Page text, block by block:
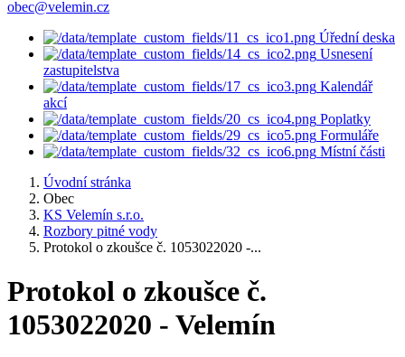
obec@velemin.cz
Úřední deska
Usnesení
zastupitelstva
Kalendář
akcí
Poplatky
Formuláře
Místní části
Úvodní stránka
Obec
KS Velemín s.r.o.
Rozbory pitné vody
Protokol o zkoušce č. 1053022020 -...
Protokol o zkoušce č.
1053022020 - Velemín